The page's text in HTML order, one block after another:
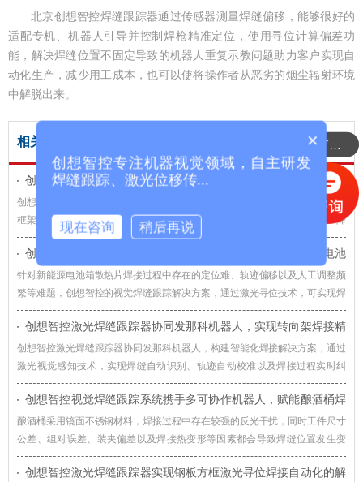
北京创想智控焊缝跟踪器通过传感器测量焊缝偏移，能够很好的
适配专机、机器人引导并控制焊枪精准定位，使用寻位计算偏差功
能，解决焊缝位置不固定导致的机器人重复示教问题助力客户实现自
动化生产，减少用工成本，也可以使将操作者从恶劣的烟尘辐射环境
中解脱出来。
相关专题
创想智控激光焊缝跟踪系统在电气柜框架自动化焊接的应用
创想智控激光焊缝跟踪系统以其高精度、高效率、高稳定性的特点，为电气柜
框架的自动化焊接提供了有效的解决方案，在提高焊接效率和质量的同时，降
低了生产成本，提升了企业的竞争力。
创想智控视觉焊缝跟踪系统适配新时达机器人，实现新能源电池
箱散热片焊接智能化升级
针对新能源电池箱散热片焊接过程中存在的定位难、轨迹偏移以及人工调整频
繁等难题，创想智控的视觉焊缝跟踪解决方案，通过激光寻位技术，可实现焊
接过程智能化升级。
创想智控激光焊缝跟踪器协同发那科机器人，实现转向架焊接精
准自动化
创想智控激光焊缝跟踪器协同发那科机器人，构建智能化焊接解决方案，通过
激光视觉感知技术，实现焊缝自动识别、轨迹自动校准以及焊接过程实时纠
偏，提升机器人焊接系统对车辆转向架适应能力。
创想智控视觉焊缝跟踪系统携手多可协作机器人，赋能酿酒桶焊
接智能化升级
酿酒桶采用镜面不锈钢材料，焊接过程中存在较强的反光干扰，同时工件尺寸
公差、组对误差、装夹偏差以及焊接热变形等因素都会导致焊缝位置发生变
化，创想智控视觉焊缝跟踪系统通过实时视觉检测与智能轨迹修正技术，赋能
酿酒桶焊接智能化升级。
创想智控激光焊缝跟踪器实现钢板方框激光寻位焊接自动化的解
可以介绍下你们的产品么？
×
创想智控专注机器视觉领域，自主研发
焊缝跟踪、激光位移传...
现在咨询 稍后再说